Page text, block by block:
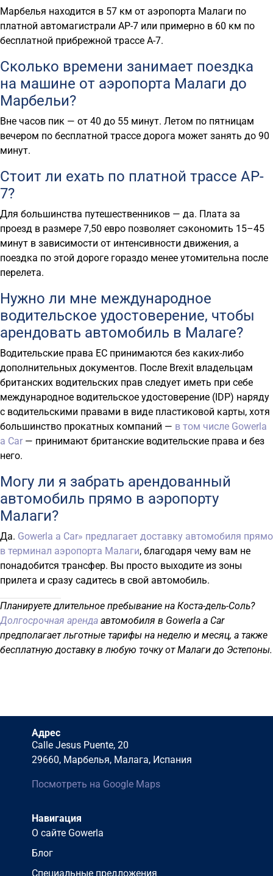
Марбелья находится в 57 км от аэропорта Малаги по
платной автомагистрали AP-7 или примерно в 60 км по
бесплатной прибрежной трассе A-7.
Сколько времени занимает поездка
на машине от аэропорта Малаги до
Марбельи?
Вне часов пик — от 40 до 55 минут. Летом по пятницам
вечером по бесплатной трассе дорога может занять до 90
минут.
Стоит ли ехать по платной трассе AP-
7?
Для большинства путешественников — да. Плата за
проезд в размере 7,50 евро позволяет сэкономить 15–45
минут в зависимости от интенсивности движения, а
поездка по этой дороге гораздо менее утомительна после
перелета.
Нужно ли мне международное
водительское удостоверение, чтобы
арендовать автомобиль в Малаге?
Водительские права ЕС принимаются без каких-либо
дополнительных документов. После Brexit владельцам
британских водительских прав следует иметь при себе
международное водительское удостоверение (IDP) наряду
с водительскими правами в виде пластиковой карты, хотя
большинство прокатных компаний — в том числе Gowerla
a Car — принимают британские водительские права и без
него.
Могу ли я забрать арендованный
автомобиль прямо в аэропорту
Малаги?
Да. Gowerla a Car» предлагает доставку автомобиля прямо
в терминал аэропорта Малаги, благодаря чему вам не
понадобится трансфер. Вы просто выходите из зоны
прилета и сразу садитесь в свой автомобиль.
Планируете длительное пребывание на Коста-дель-Соль?
Долгосрочная аренда автомобиля в Gowerla a Car
предполагает льготные тарифы на неделю и месяц, а также
бесплатную доставку в любую точку от Малаги до Эстепоны.
Адрес
Calle Jesus Puente, 20
29660, Марбелья, Малага, Испания
Посмотреть на Google Maps
Навигация
О сайте Gowerla
Блог
Специальные предложения